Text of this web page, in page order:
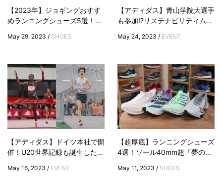
【2023年】ジョギングおすす
めランニングシューズ5選！...
May 29, 2023 / SHOES
【アディダス】青山学院大選手
も参加!?サステナビリティム...
May 24, 2023 / EVENT
【アディダス】ドイツ本社で開
催！U20世界記録も誕生した...
May 16, 2023 / EVENT
【超厚底】ランニングシューズ
4選！ソール40mm超「夢の...
May 11, 2023 / SHOES